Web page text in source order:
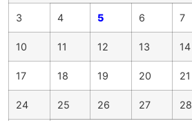
3 4 5 6 7
10 11 12 13 14
17 18 19 20 21
24 25 26 27 28